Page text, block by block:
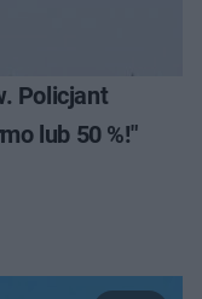
Policjant
lub 50 %!"